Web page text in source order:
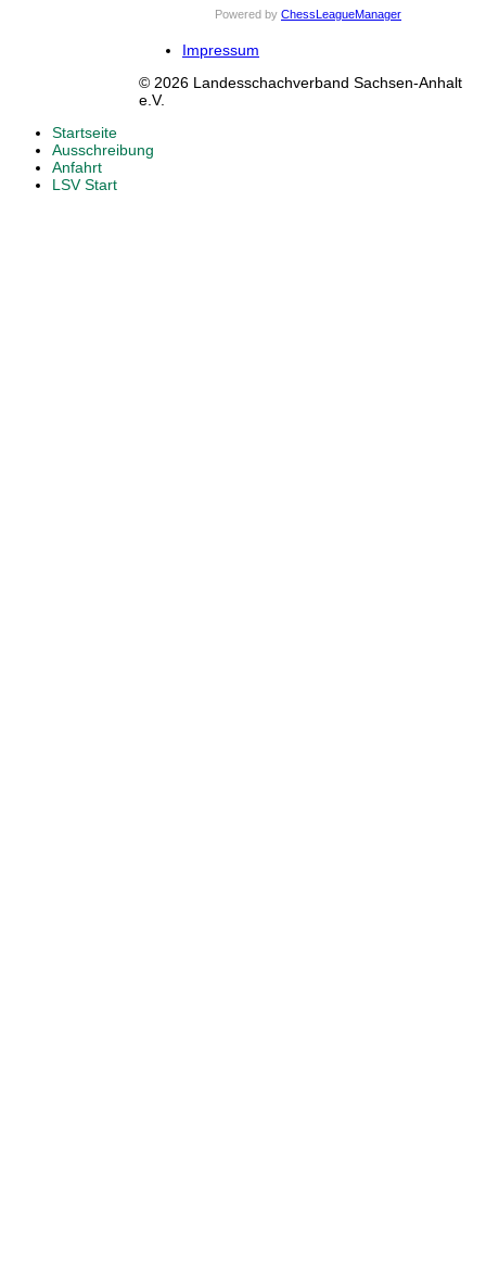
Powered by ChessLeagueManager
Impressum
© 2026 Landesschachverband Sachsen-Anhalt
e.V.
Startseite
Ausschreibung
Anfahrt
LSV Start